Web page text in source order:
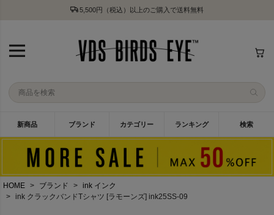
5,500円（税込）以上のご購入で送料無料
新商品 ブランド カテゴリー ランキング 検索
HOME ブランド
ink インク
ink クラックバンドTシャツ [ラモーンズ] ink25SS-09